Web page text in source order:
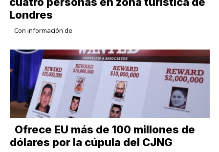
Londres
Con información de
Ofrece EU más de 100 millones de
dólares por la cúpula del CJNG